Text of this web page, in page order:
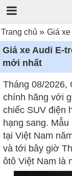
Trang chủ » Giá xe
Giá xe Audi E-
mới nhất
Tháng 08/2026,
chính hãng với
chiếc SUV điện
hạng sang.
tại Việt Nam
và tới bây giờ
ôtô Việt Nam là